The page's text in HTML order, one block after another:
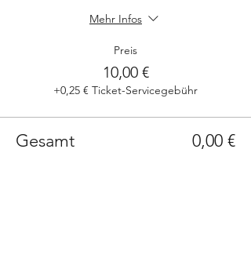
Mehr Infos
Preis
10,00 €
+0,25 € Ticket-Servicegebühr
Gesamt 0,00 €